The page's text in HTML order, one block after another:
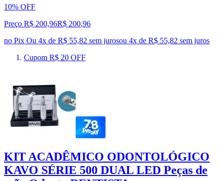
10% OFF
Preço R$ 200,96R$ 200,96
no Pix Ou 4x de R$ 55,82 sem jurosou 4x de R$ 55,82 sem juros
Cupom R$ 20 OFF
KIT ACADÊMICO ODONTOLÓGICO
KAVO SÉRIE 500 DUAL LED Peças de